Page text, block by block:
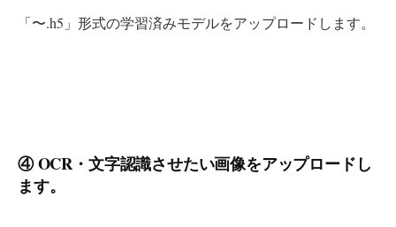
「〜.h5」形式の学習済みモデルをアップロードします。
④ OCR・文字認識させたい画像をアップロードし
ます。